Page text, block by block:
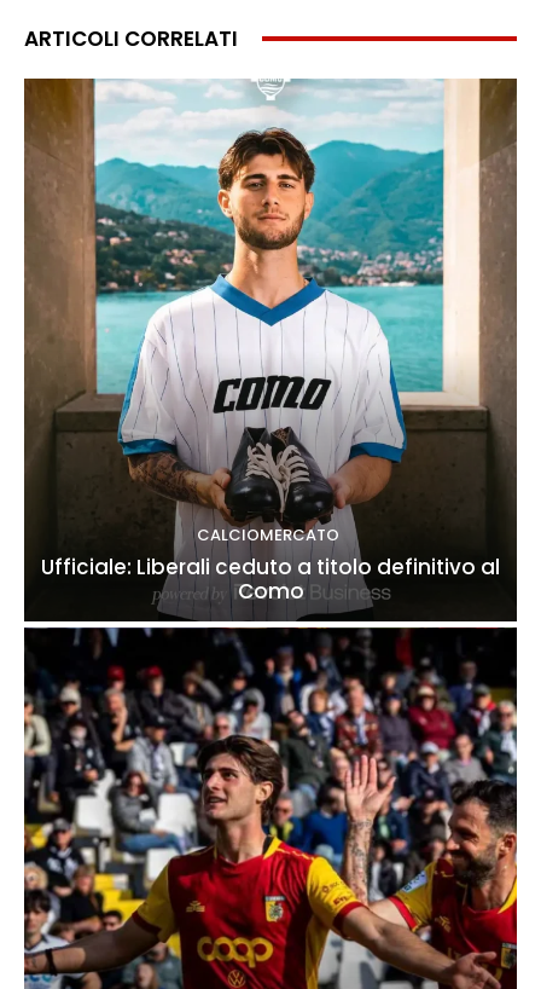
ARTICOLI CORRELATI
CALCIOMERCATO
Ufficiale: Liberali ceduto a titolo definitivo al
Como